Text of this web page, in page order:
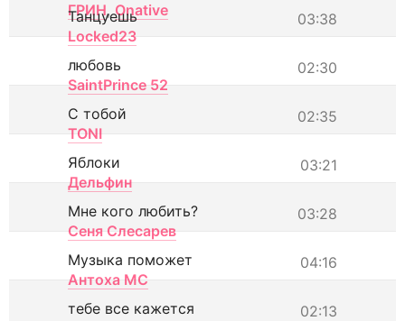
ГРИН, Onative 03:38
Танцуешь
Locked23
02:30
любовь
SaintPrince 52
02:35
С тобой
TONI
03:21
Яблоки
Дельфин
03:28
Мне кого любить?
Сеня Слесарев
04:16
Музыка поможет
Антоха МС
02:13
тебе все кажется